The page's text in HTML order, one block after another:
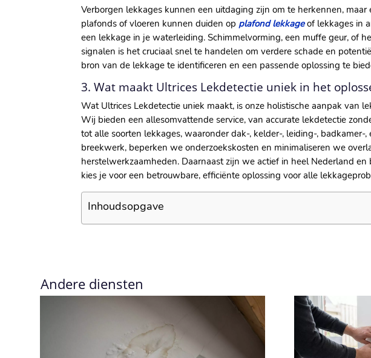
Verborgen lekkages kunnen een uitdaging zijn om te herkennen,
plafonds of vloeren kunnen duiden op plafond lekkageof lekkages in
een lekkage in je waterleiding.​ Schimmelvorming, een muffe geur, of
signalen is het cruciaal snel te handelen om verdere schade en
bron van de lekkage te identificeren en een passende oplossing te
3.​ Wat maakt Ultrices Lekdetectie uniek in het
Wat Ultrices Lekdetectie uniek maakt, is onze holistische aanpak van
Wij bieden een allesomvattende service, van accurate lekdetectie
tot alle soorten lekkages, waaronder dak-, kelder-, leiding-, badkamer-,
breekwerk, beperken we onderzoekskosten en minimaliseren we
herstelwerkzaamheden.​ Daarnaast zijn we actief in heel Nederland
kies je voor een betrouwbare, efficiënte oplossing voor alle
Inhoudsopgave
Andere diensten